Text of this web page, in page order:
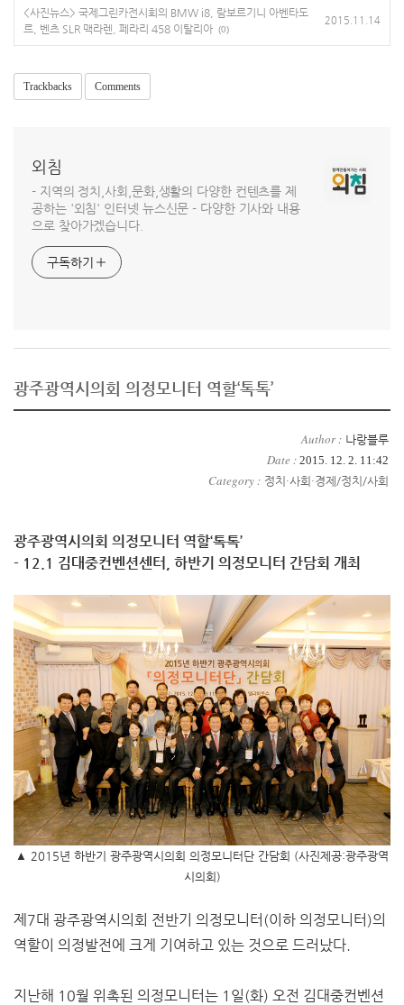
<사진뉴스> 국제그린카전시회의 BMW i8, 람보르기니 아벤타도
르, 벤츠 SLR 맥라렌, 페라리 458 이탈리아 (0)
2015.11.14
Trackbacks Comments
외침
- 지역의 정치,사회,문화,생활의 다양한 컨텐츠를 제
공하는 '외침' 인터넷 뉴스신문 - 다양한 기사와 내용
으로 찾아가겠습니다.
구독하기
광주광역시의회 의정모니터 역할‘톡톡’
Author : 나랑블루
Date : 2015. 12. 2. 11:42
Category : 정치·사회·경제/정치/사회
광주광역시의회 의정모니터 역할‘톡톡’
- 12.1 김대중컨벤션센터, 하반기 의정모니터 간담회 개최
▲ 2015년 하반기 광주광역시의회 의정모니터단 간담회 (사진제공:광주광역
시의회)
제7대 광주광역시의회 전반기 의정모니터(이하 의정모니터)의
역할이 의정발전에 크게 기여하고 있는 것으로 드러났다.
지난해 10월 위촉된 의정모니터는 1일(화) 오전 김대중컨벤션